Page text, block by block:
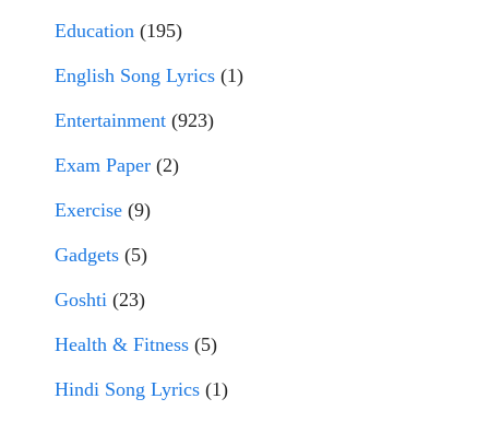
Education (195)
English Song Lyrics (1)
Entertainment (923)
Exam Paper (2)
Exercise (9)
Gadgets (5)
Goshti (23)
Health & Fitness (5)
Hindi Song Lyrics (1)